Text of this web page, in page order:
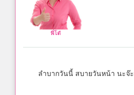
พี่โต๋
ลำบากวันนี้ สบายวันหน้า นะจ๊ะ